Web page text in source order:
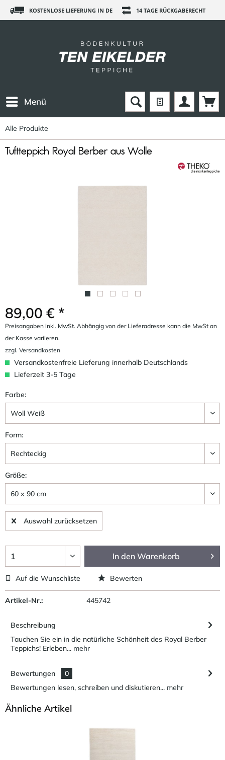
KOSTENLOSE LIEFERUNG IN DE 14 TAGE RÜCKGABERECHT
Menü
Alle Produkte
Tuftteppich Royal Berber aus Wolle
89,00 € *
Preisangaben inkl. MwSt. Abhängig von der Lieferadresse kann die MwSt an
der Kasse variieren.
zzgl. Versandkosten
Versandkostenfreie Lieferung innerhalb Deutschlands
Lieferzeit 3-5 Tage
Farbe:
Form:
Größe:
Auswahl zurücksetzen
In den Warenkorb
Auf die Wunschliste Bewerten
Artikel-Nr.: 445742
Beschreibung
Tauchen Sie ein in die natürliche Schönheit des Royal Berber
Teppichs! Erleben... mehr
Bewertungen
0
Bewertungen lesen, schreiben und diskutieren... mehr
Ähnliche Artikel